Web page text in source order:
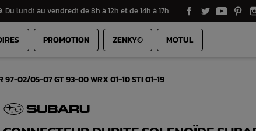
. Du lundi au vendredi de 8h à 12h et de 14h à 17h
PROMOTION ZENKY© MOTUL
97-02/05-07 GT 93-00 WRX 01-10 STI 01-19